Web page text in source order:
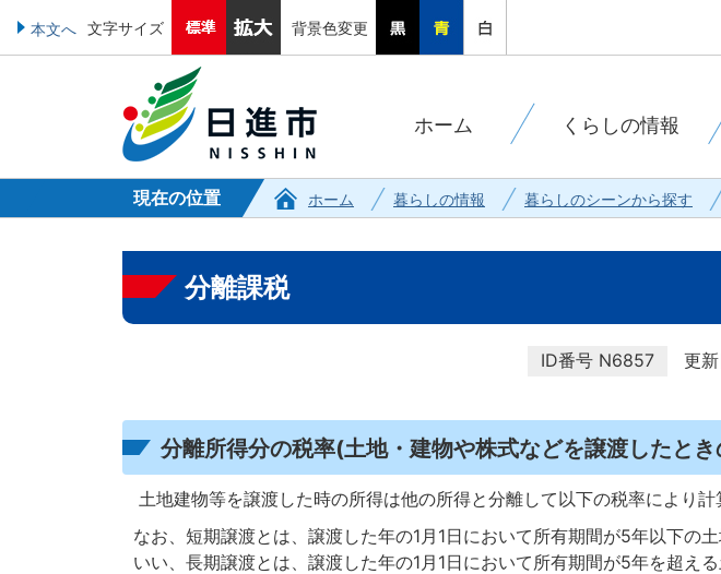
本文へ 文字サイズ 背景色変更
ホーム くらしの情報
現在の位置 ホーム 暮らしの情報 暮らしのシーンから探す
分離課税
ID番号 N6857 更
分離所得分の税率(土地・建物や株式などを譲渡したと
土地建物等を譲渡した時の所得は他の所得と分離して以下の税率により計
なお、短期譲渡とは、譲渡した年の1月1日において所有期間が5年以下の
いい、長期譲渡とは、譲渡した年の1月1日において所有期間が5年を超え